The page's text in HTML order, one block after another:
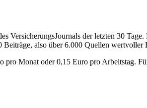
VersicherungsJournals der letzten 30
Beiträge, also über 6.000 Quellen wertvoller
pro Monat oder 0,15 Euro pro Arbeitstag.